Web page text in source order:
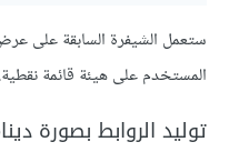
ستعمل الشيفرة السابقة على
المستخدم على هيئة قائمة نقطية.
توليد الروابط بصورة